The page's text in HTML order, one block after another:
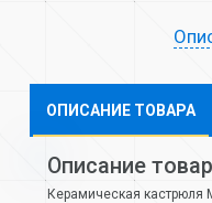
ОПИСАНИЕ ТОВАРА
Описание
Керамическая кастрюля